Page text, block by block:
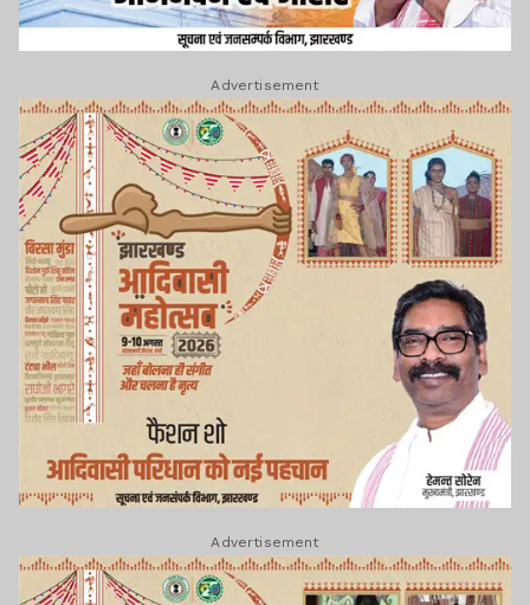
Advertisement
Advertisement